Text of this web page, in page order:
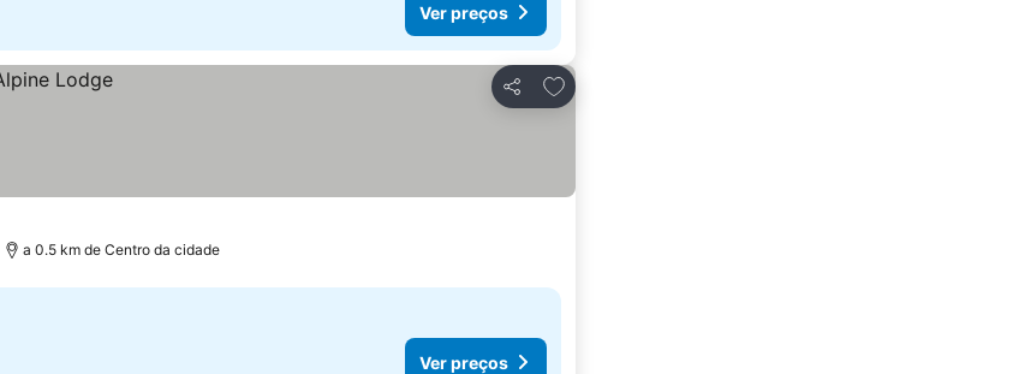
Ver preços
Partilhar
Adicionar aos favoritos
a 0.5 km de Centro da cidade
Ver preços